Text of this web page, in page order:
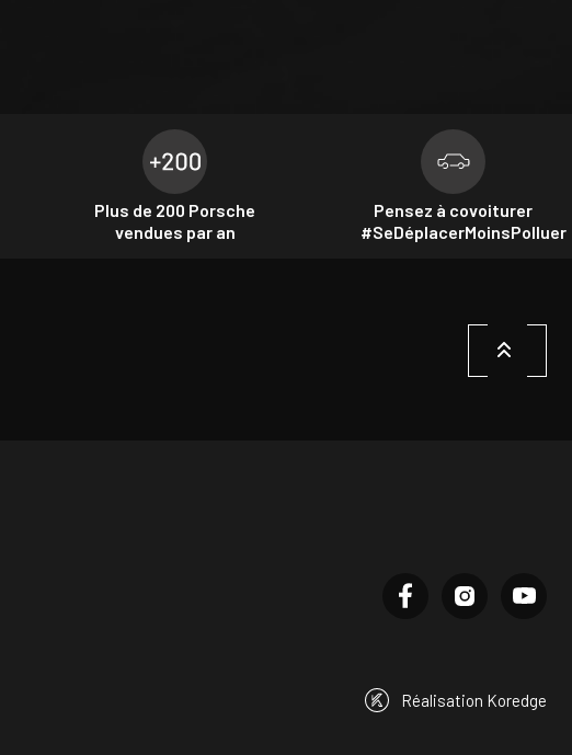
Plus de 200 Porsche
vendues par an
Pensez à covoiturer
#SeDéplacerMoinsPolluer
Réalisation Koredge